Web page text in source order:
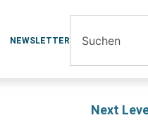
NEWSLETTER
Next